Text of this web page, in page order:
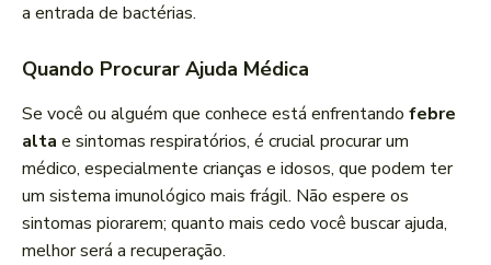
a entrada de bactérias.
Quando Procurar Ajuda Médica
Se você ou alguém que conhece está enfrentando febre
alta e sintomas respiratórios, é crucial procurar um
médico, especialmente crianças e idosos, que podem ter
um sistema imunológico mais frágil. Não espere os
sintomas piorarem; quanto mais cedo você buscar ajuda,
melhor será a recuperação.